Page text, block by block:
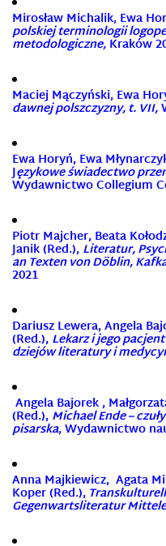
Mirosław Michalik, Ewa
polskiej terminologii
metodologiczne, Kraków
Maciej Mączyński, Ewa
dawnej polszczyzny, t. VII,
Ewa Horyń, Ewa
Językowe świadectwo
Wydawnictwo Collegium
Piotr Majcher, Beata
Janik (Red.), Literatur,
an Texten von Döblin,
2021
Dariusz Lewera, Angela
(Red.), Lekarz i jego
dziejów literatury i
Angela Bajorek,
(Red.), Michael Ende –
pisarska, Wydawnictwo
Anna Majkiewicz, Agata
Koper (Red.),
Gegenwartsliteratur